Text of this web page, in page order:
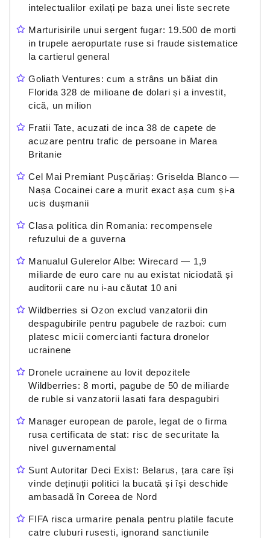
intelectualilor exilați pe baza unei liste secrete
Marturisirile unui sergent fugar: 19.500 de morti
in trupele aeropurtate ruse si fraude sistematice
la cartierul general
Goliath Ventures: cum a strâns un băiat din
Florida 328 de milioane de dolari și a investit,
cică, un milion
Fratii Tate, acuzati de inca 38 de capete de
acuzare pentru trafic de persoane in Marea
Britanie
Cel Mai Premiant Pușcăriaș: Griselda Blanco —
Nașa Cocainei care a murit exact așa cum și-a
ucis dușmanii
Clasa politica din Romania: recompensele
refuzului de a guverna
Manualul Gulerelor Albe: Wirecard — 1,9
miliarde de euro care nu au existat niciodată și
auditorii care nu i-au căutat 10 ani
Wildberries si Ozon exclud vanzatorii din
despagubirile pentru pagubele de razboi: cum
platesc micii comercianti factura dronelor
ucrainene
Dronele ucrainene au lovit depozitele
Wildberries: 8 morti, pagube de 50 de miliarde
de ruble si vanzatorii lasati fara despagubiri
Manager european de parole, legat de o firma
rusa certificata de stat: risc de securitate la
nivel guvernamental
Sunt Autoritar Deci Exist: Belarus, țara care își
vinde deținuții politici la bucată și își deschide
ambasadă în Coreea de Nord
FIFA risca urmarire penala pentru platile facute
catre cluburi rusesti, ignorand sanctiunile